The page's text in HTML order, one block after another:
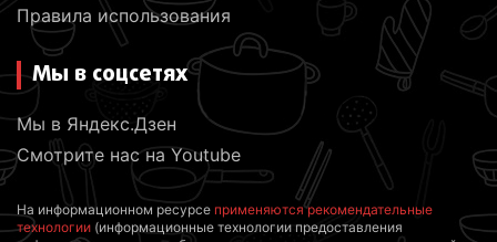
Правила использования
Мы в соцсетях
Мы в Яндекс.Дзен
Смотрите нас на Youtube
На информационном ресурсе применяются рекомендательные
технологии (информационные технологии предоставления